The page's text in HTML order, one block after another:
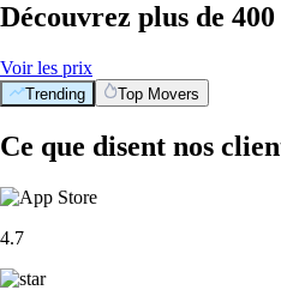
Découvrez plus de
Voir les prix
Trending Top Movers
Ce que disent nos
4.7